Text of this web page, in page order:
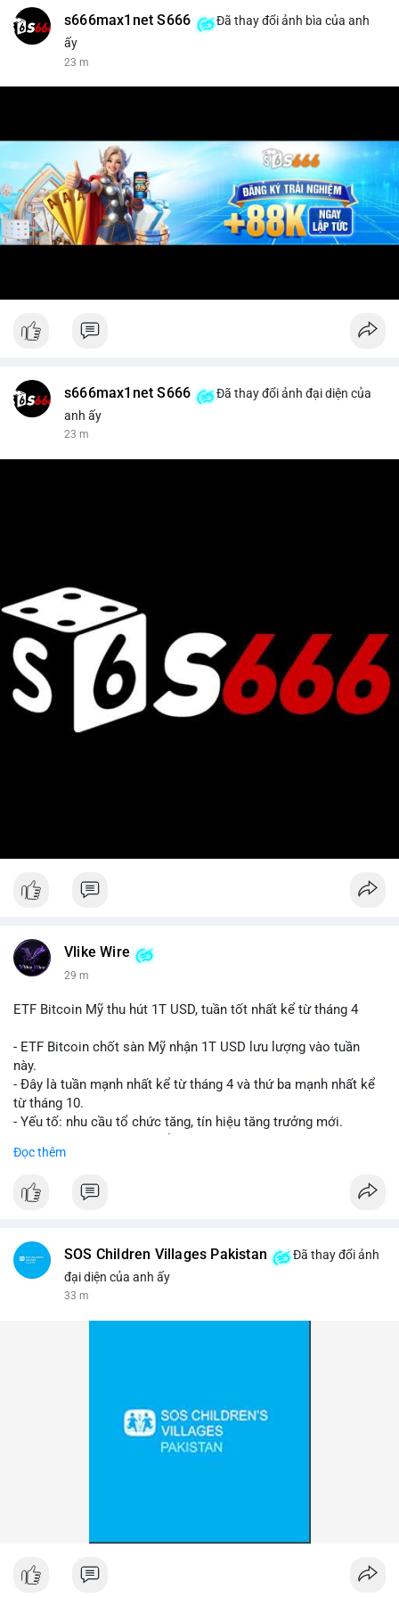
s666max1net S666
Đã thay đổi ảnh bìa của anh
ấy
23 m
s666max1net S666
Đã thay đổi ảnh đại diện của
anh ấy
23 m
Vlike Wire
29 m
ETF Bitcoin Mỹ thu hút 1T USD, tuần tốt nhất kể từ tháng 4
- ETF Bitcoin chốt sàn Mỹ nhận 1T USD lưu lượng vào tuần
này.
- Đây là tuần mạnh nhất kể từ tháng 4 và thứ ba mạnh nhất kể
từ tháng 10.
- Yếu tố: nhu cầu tổ chức tăng, tín hiệu tăng trưởng mới.
dẫn.
#binancesquare
#vlikevn #titanbot
Đọc thêm
SOS Children Villages Pakistan
Đã thay đổi ảnh
đại diện của anh ấy
33 m